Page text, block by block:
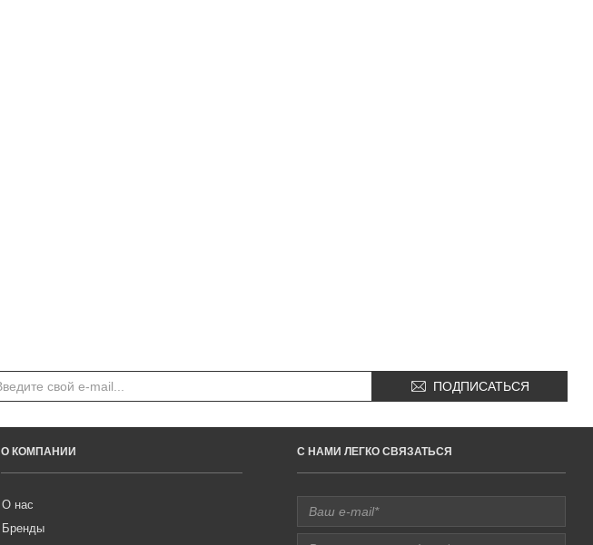
ПОДПИСАТЬСЯ
О КОМПАНИИ
О нас
Бренды
C НАМИ ЛЕГКО СВЯЗАТЬСЯ